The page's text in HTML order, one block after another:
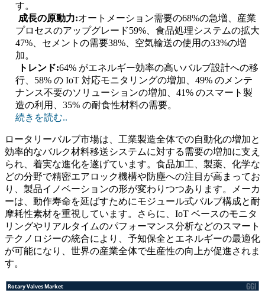
す。
成長の原動力:オートメーション需要の68%の急増、産業
プロセスのアップグレード59%、食品処理システムの拡大
47%、セメントの需要38%、空気輸送の使用の33%の増
加。
トレンド:64% がエネルギー効率の高いバルブ設計への移
行、58% の IoT 対応モニタリングの増加、49% のメンテ
ナンス不要のソリューションの増加、41% のスマート製
造の利用、35% の耐食性材料の需要。
続きを読む..
ロータリーバルブ市場は、工業製造全体での自動化の増加と
効率的なバルク材料移送システムに対する需要の増加に支え
られ、着実な進化を遂げています。食品加工、製薬、化学な
どの分野で精密エアロック機構や防塵への注目が高まってお
り、製品イノベーションの形が変わりつつあります。メーカ
ーは、動作寿命を延ばすためにモジュール式バルブ構成と耐
摩耗性素材を重視しています。さらに、IoT ベースのモニタ
リングやリアルタイムのパフォーマンス分析などのスマート
テクノロジーの統合により、予知保全とエネルギーの最適化
が可能になり、世界の産業全体で生産性の向上が促進されま
す。